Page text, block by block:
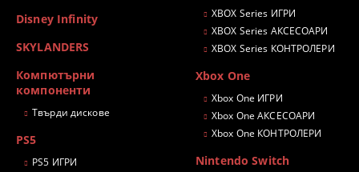
Disney Infinity
SKYLANDERS
Компютърни
компоненти
Твърди дискове
PS5
PS5 ИГРИ
XBOX Series ИГРИ
XBOX Series АКСЕСОАРИ
XBOX Series КОНТРОЛЕРИ
Xbox One
Xbox One ИГРИ
Xbox One АКСЕСОАРИ
Xbox One КОНТРОЛЕРИ
Nintendo Switch